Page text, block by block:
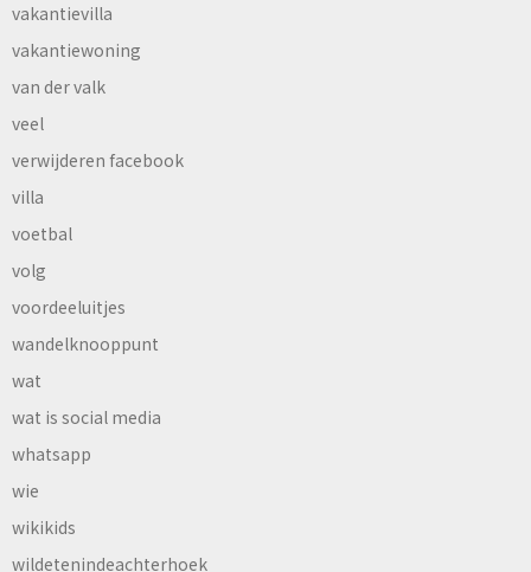
vakantievilla
vakantiewoning
van der valk
veel
verwijderen facebook
villa
voetbal
volg
voordeeluitjes
wandelknooppunt
wat
wat is social media
whatsapp
wie
wikikids
wildetenindeachterhoek